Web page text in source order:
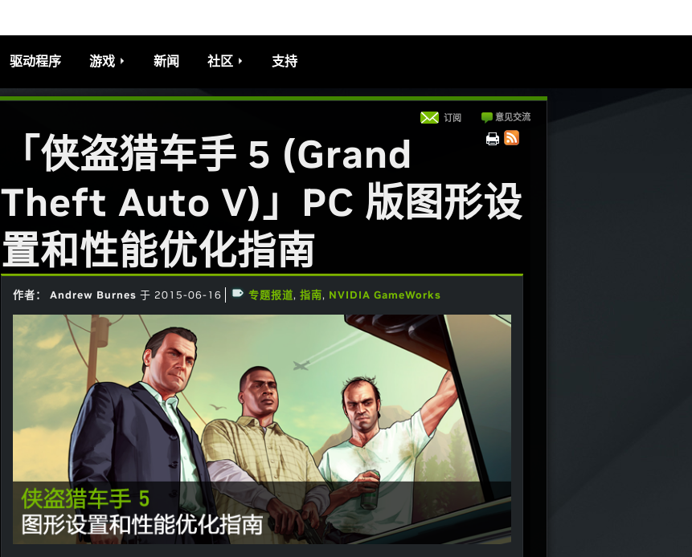
驱动程序 游戏 新闻 社区 支持
意见交流
订阅
「侠盗猎车手 5 (Grand
Theft Auto V)」PC 版图形设
置和性能优化指南
作者： Andrew Burnes 于 2015-06-16 专题报道, 指南, NVIDIA GameWorks